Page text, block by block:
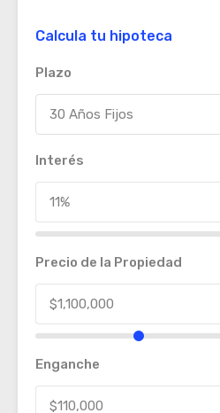
Calcula tu hipoteca
Plazo
30 Años Fijos
Interés
Precio de la Propiedad
Enganche